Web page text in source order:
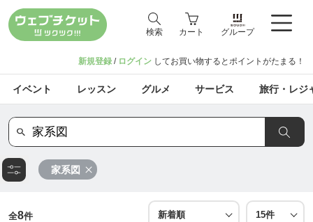
検索 カート グループ
新規登録 / ログイン してお買い物するとポイントがたまる！
イベント レッスン グルメ サービス 旅行・レジ
家系図
全8件